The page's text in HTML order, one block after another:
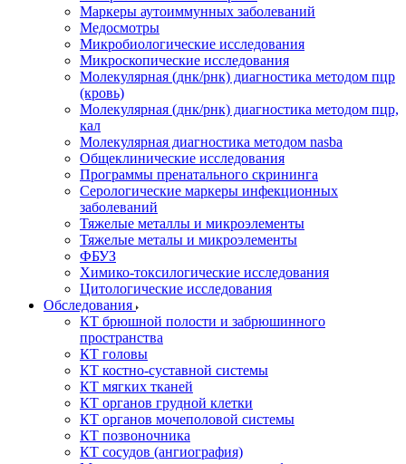
Маркеры аутоиммунных заболеваний
Медосмотры
Микробиологические исследования
Микроскопические исследования
Молекулярная (днк/рнк) диагностика методом пцр
(кровь)
Молекулярная (днк/рнк) диагностика методом пцр,
кал
Молекулярная диагностика методом nasba
Общеклинические исследования
Программы пренатального скрининга
Серологические маркеры инфекционных
заболеваний
Тяжелые металлы и микроэлементы
Тяжелые металы и микроэлементы
ФБУЗ
Химико-токсилогические исследования
Цитологические исследования
Обследования
КТ брюшной полости и забрюшинного
пространства
КТ головы
КТ костно-суставной системы
КТ мягких тканей
КТ органов грудной клетки
КТ органов мочеполовой системы
КТ позвоночника
КТ сосудов (ангиография)